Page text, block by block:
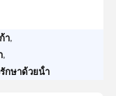
า
กษาด้วยน้ํา